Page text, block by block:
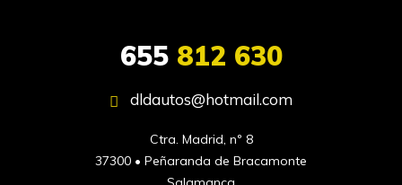
655812 630
dldautos@hotmail.com
Ctra. Madrid, nº 8
37300 • Peñaranda de Bracamonte